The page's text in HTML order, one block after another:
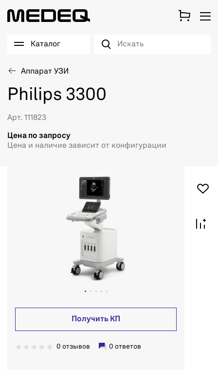
Каталог
Аппарат УЗИ
Philips 3300
Арт. 111823
Цена по запросу
Цена и наличие зависит от конфигурации
Получить КП
0 отзывов 0 ответов